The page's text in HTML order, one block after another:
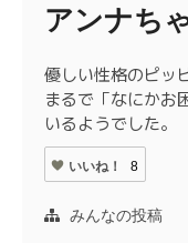
アンナち
優しい性格のピッ
まるで「なにかお
いるようでした。
いいね！ 8
みんなの投稿